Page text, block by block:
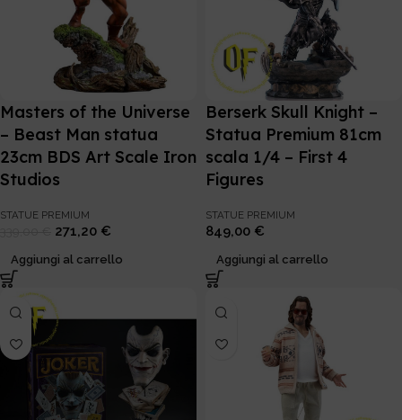
Masters of the Universe
– Beast Man statua
23cm BDS Art Scale Iron
Studios
STATUE PREMIUM
271,20 €
Aggiungi al carrello
Berserk Skull Knight –
Statua Premium 81cm
scala 1/4 – First 4
Figures
STATUE PREMIUM
849,00 €
Aggiungi al carrello